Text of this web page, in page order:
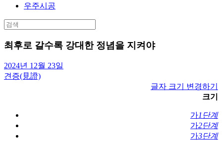
우주시공
Search
for:
최후로 갈수록 강대한 정념을 지켜야
2024년 12월 23일
견증(見證)
글자 크기 변경하기
크기
가1단계
가2단계
가3단계